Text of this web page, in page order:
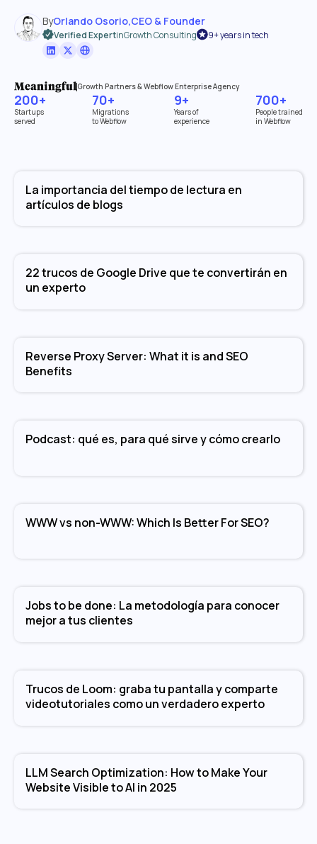
ByOrlando Osorio,CEO & Founder
Verified ExpertinGrowth Consulting 9+ years in tech
Growth Partners & Webflow Enterprise Agency
200+
Startups
served
70+
Migrations
to Webflow
9+
Years of
experience
700+
People trained
in Webflow
La importancia del tiempo de lectura en
artículos de blogs
22 trucos de Google Drive que te convertirán en
un experto
Reverse Proxy Server: What it is and SEO
Benefits
Podcast: qué es, para qué sirve y cómo crearlo
WWW vs non-WWW: Which Is Better For SEO?
Jobs to be done: La metodología para conocer
mejor a tus clientes
Trucos de Loom: graba tu pantalla y comparte
videotutoriales como un verdadero experto
LLM Search Optimization: How to Make Your
Website Visible to AI in 2025